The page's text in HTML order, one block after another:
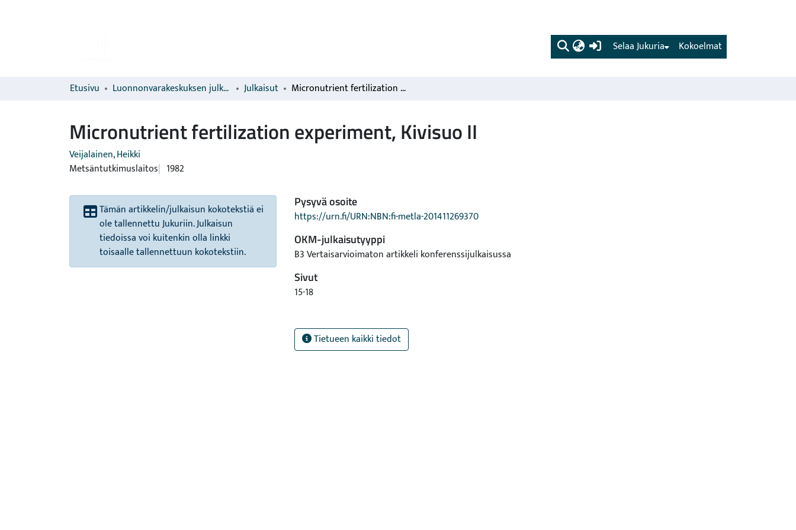
(current) Kokoelmat
Selaa Jukuria
Etusivu Luonnonvarakeskuksen julkaisut Julkaisut Micronutrient fertilization experiment, Kivisuo II
Micronutrient fertilization experiment, Kivisuo II
Veijalainen, Heikki
Metsäntutkimuslaitos 1982
Tämän artikkelin/julkaisun kokotekstiä ei
ole tallennettu Jukuriin. Julkaisun
tiedoissa voi kuitenkin olla linkki
toisaalle tallennettuun kokotekstiin.
Pysyvä osoite
https://urn.fi/URN:NBN:fi-metla-201411269370
OKM-julkaisutyyppi
B3 Vertaisarvioimaton artikkeli konferenssijulkaisussa
Sivut
15-18
Tietueen kaikki tiedot